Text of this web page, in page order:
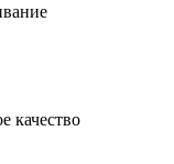
качество